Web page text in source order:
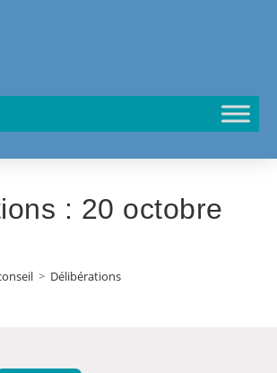
: 20 octobre
> Délibérations